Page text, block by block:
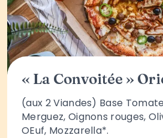
« La Convoitée »
(aux 2 Viandes) Base
Merguez, Oignons rouges,
OEuf, Mozzarella*.